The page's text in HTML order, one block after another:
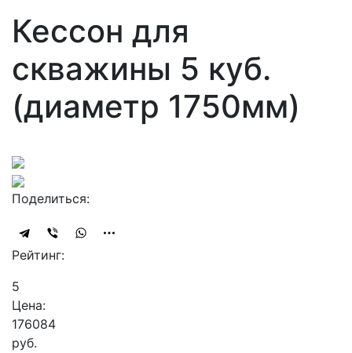
Кессон для
скважины 5 куб.
(диаметр 1750мм)
Поделиться:
Рейтинг:
5
Цена:
176084
руб.